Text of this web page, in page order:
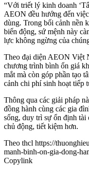
“Với triết lý kinh doanh
AEON đều hướng đến
dùng. Trong bối cảnh nền
biến động, sứ mệnh này
lực không ngừng của
Theo đại diện AEON Việt
chương trình bình ổn giá
mắt mà còn góp phần tạo
cảnh chi phí sinh hoạt tiếp
Thông qua các giải pháp
đồng hành cùng các gia
sống, duy trì sự ổn định tài
chủ động, tiết kiệm hơn.
Theo thcl https://
manh-binh-on-gia-dong-
Copylink